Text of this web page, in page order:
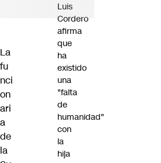
La
fu
nci
on
ari
a
de
la
Luis
Cordero
afirma
que
ha
existido
una
"falta
de
humanidad"
con
la
hija